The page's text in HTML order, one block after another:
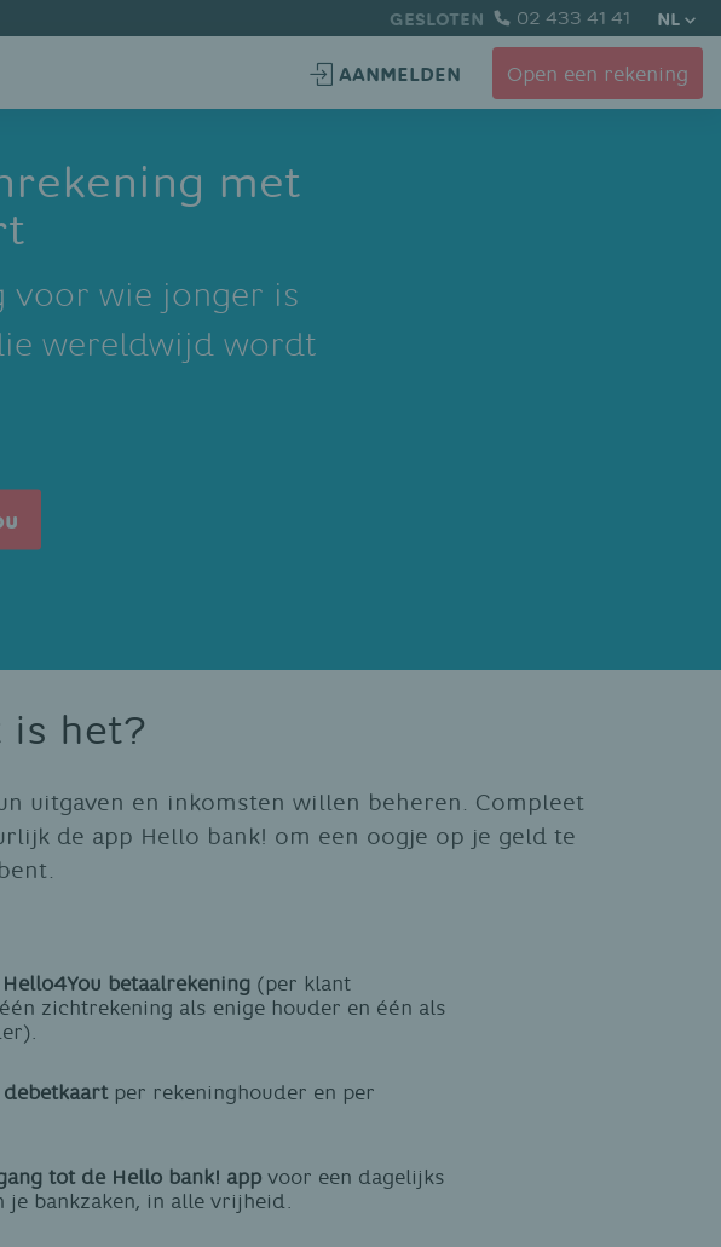
GESLOTEN 02 433 41 41 NL
AANMELDEN Open een rekening
met
voor wie jonger is
wereldwijd wordt
is het?
uitgaven en inkomsten willen beheren. Compleet
de app Hello bank! om een oogje op je geld te
betaalrekening (per klant
zichtrekening als enige houder en één als
per rekeninghouder en per
tot de Hello bank! app voor een dagelijks
je bankzaken, in alle vrijheid.